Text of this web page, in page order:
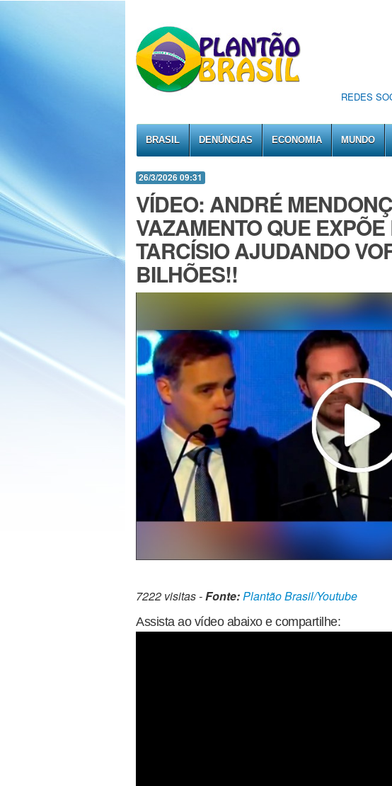
REDES
BRASIL DENÚNCIAS ECONOMIA MUNDO
26/3/2026 09:31
VÍDEO: ANDRÉ
VAZAMENTO QUE
TARCÍSIO AJUDANDO
BILHÕES!!
7222 visitas -Fonte:Plantão Brasil/Youtube
Assista ao vídeo abaixo e compartilhe: